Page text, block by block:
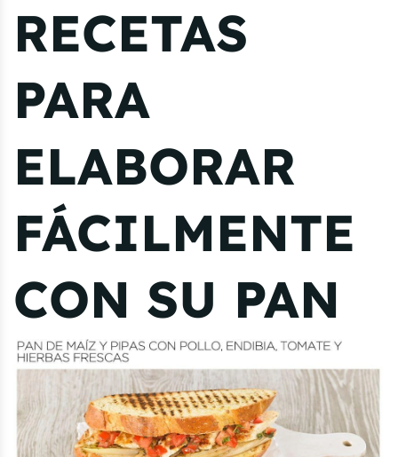
RECETAS
PARA
ELABORAR
FÁCILMENTE
CON SU PAN